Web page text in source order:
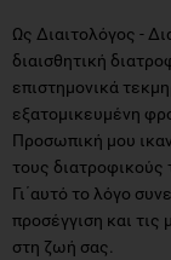
Ως Διαιτολόγος -
διαισθητική
επιστημονικά
εξατομικευμένη
Προσωπική μου
τους διατροφικούς
Γι΄αυτό το λόγο
προσέγγιση και τις
στη ζωή σας.